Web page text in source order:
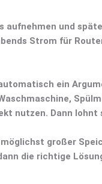
aufnehmen und
Strom für
ein
nutzen. Dann
großer
die richtige